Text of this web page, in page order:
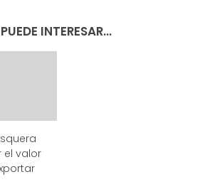
INTERESAR...
el valor